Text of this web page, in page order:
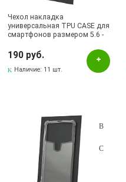
Чехол накладка
универсальная TPU CASE для
смартфонов размером 5.6 -
прозрачный.
190 руб.
Наличие: 11 шт.